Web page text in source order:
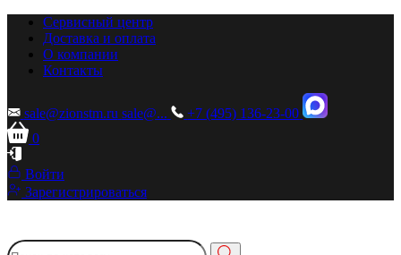
Сервисный центр
Доставка и оплата
О компании
Контакты
sale@zionstm.ru sale@...
+7 (495) 136-23-00
0
Войти
Зарегистрироваться